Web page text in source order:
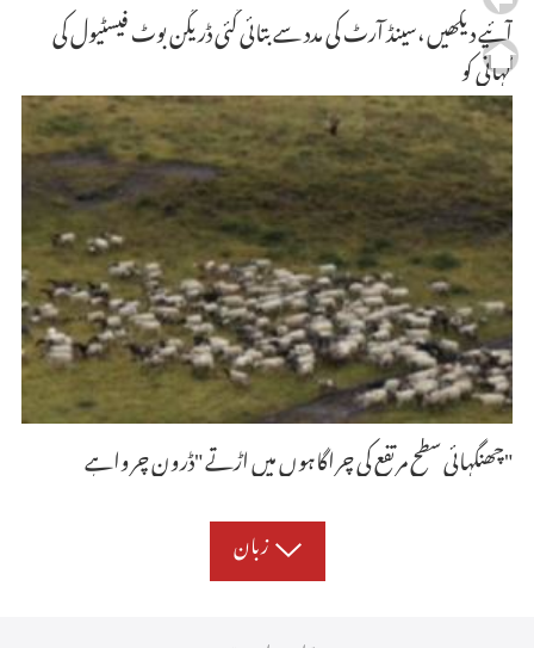
آئیے دیکھیں ،سینڈ آرٹ کی مدد سے بتائی گئی ڈریگن بوٹ فیسٹیول کی
کہانی کو
چھنگہائی سطح مرتفع کی چراگاہوں میں اڑتے "ڈرون چرواہے"
زبان